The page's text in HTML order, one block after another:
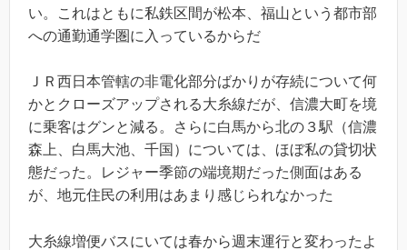
い。これはともに私鉄区間が松本、福山という都市部
への通勤通学圏に入っているからだ
ＪＲ西日本管轄の非電化部分ばかりが存続について何
かとクローズアップされる大糸線だが、信濃大町を境
に乗客はグンと減る。さらに白馬から北の３駅（信濃
森上、白馬大池、千国）については、ほぼ私の貸切状
態だった。レジャー季節の端境期だった側面はある
が、地元住民の利用はあまり感じられなかった
大糸線増便バスにいては春から週末運行と変わったよ